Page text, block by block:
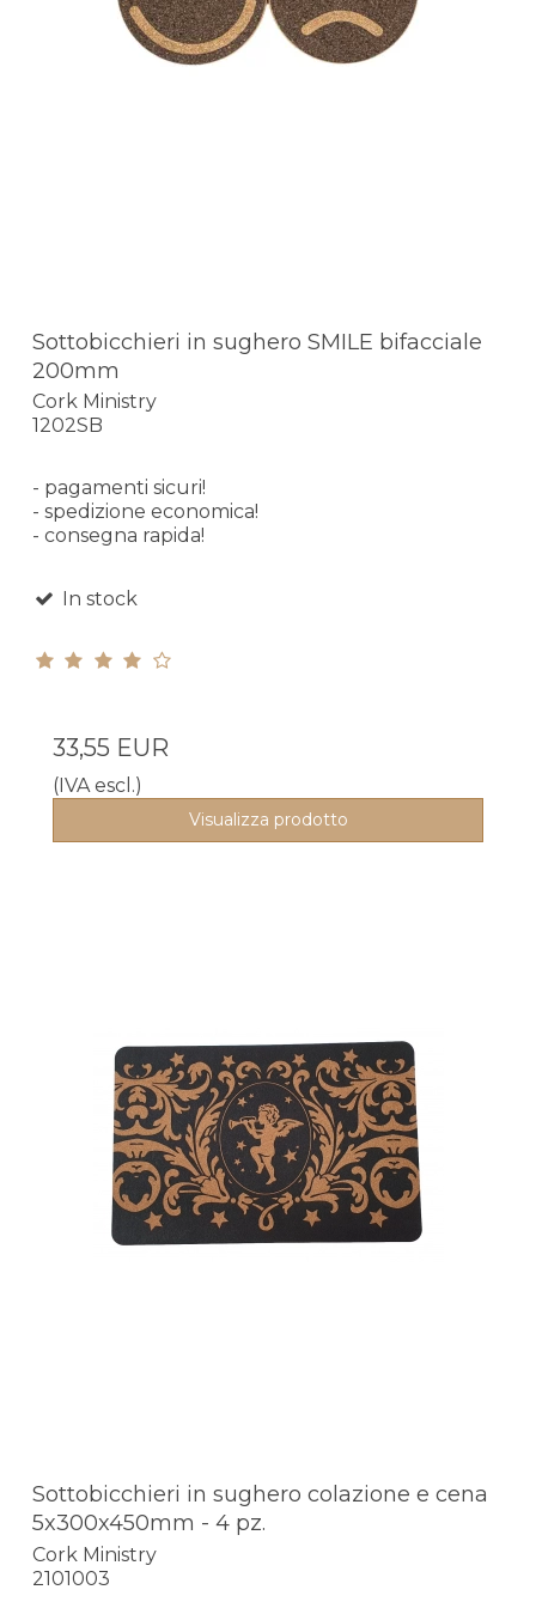
Sottobicchieri in sughero SMILE bifacciale
200mm
Cork Ministry
1202SB
- pagamenti sicuri!
- spedizione economica!
- consegna rapida!
In stock
33,55 EUR
(IVA escl.)
Visualizza prodotto
Sottobicchieri in sughero colazione e cena
5x300x450mm - 4 pz.
Cork Ministry
2101003